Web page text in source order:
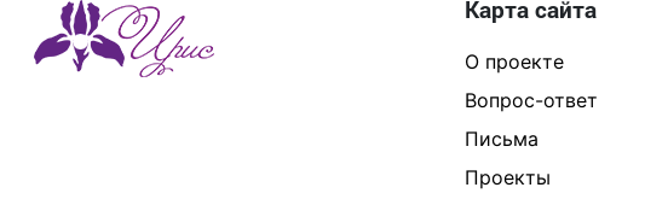
Карта сайта
О проекте
Вопрос-ответ
Письма
Проекты